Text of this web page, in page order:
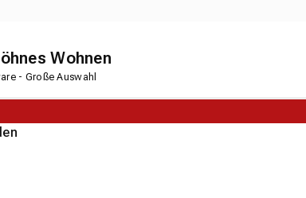
Wohnen
- Große Auswahl